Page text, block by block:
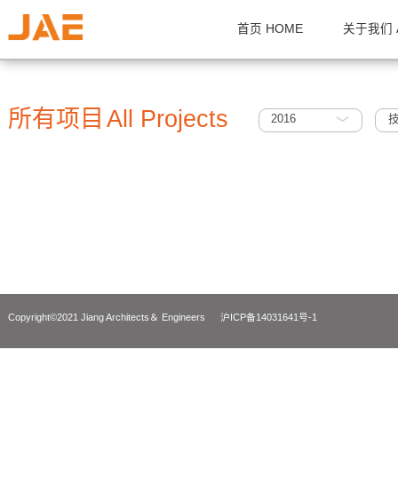
首页 HOME 关
所有项目 All Projects 2016
Copyright©2021 Jiang Architects＆ Engineers 沪ICP备14031641号-1